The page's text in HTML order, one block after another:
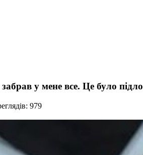
у мене все. Це було підло
979